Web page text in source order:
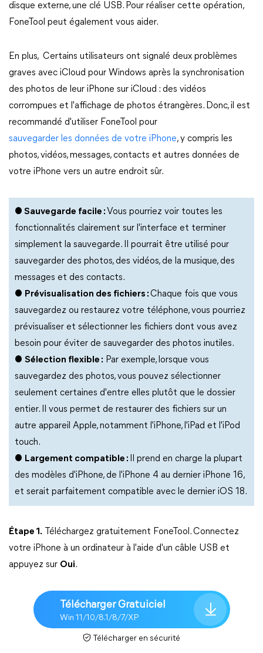
disque externe, une clé USB. Pour réaliser cette opération,
FoneTool peut également vous aider.
En plus, Certains utilisateurs ont signalé deux problèmes
graves avec iCloud pour Windows après la synchronisation
des photos de leur iPhone sur iCloud : des vidéos
corrompues et l'affichage de photos étrangères. Donc, il est
recommandé d'utiliser FoneTool pour
sauvegarder les données de votre iPhone, y compris les
photos, vidéos, messages, contacts et autres données de
votre iPhone vers un autre endroit sûr.
● Sauvegarde facile : Vous pourriez voir toutes les
fonctionnalités clairement sur l'interface et terminer
simplement la sauvegarde. Il pourrait être utilisé pour
sauvegarder des photos, des vidéos, de la musique, des
messages et des contacts.
● Prévisualisation des fichiers :Chaque fois que vous
sauvegardez ou restaurez votre téléphone, vous pourriez
prévisualiser et sélectionner les fichiers dont vous avez
besoin pour éviter de sauvegarder des photos inutiles.
● Sélection flexible : Par exemple, lorsque vous
sauvegardez des photos, vous pouvez sélectionner
seulement certaines d'entre elles plutôt que le dossier
entier. Il vous permet de restaurer des fichiers sur un
autre appareil Apple, notamment l'iPhone, l'iPad et l'iPod
touch.
● Largement compatible :
Il prend en charge la plupart
des modèles d'iPhone, de l'iPhone 4 au dernier iPhone 16,
et serait parfaitement compatible avec le dernier iOS 18.
Étape 1. Téléchargez gratuitement FoneTool. Connectez
votre iPhone à un ordinateur à l'aide d'un câble USB et
appuyez sur Oui.
Télécharger Gratuiciel
Win 11/10/8.1/8/7/XP
Télécharger en sécurité